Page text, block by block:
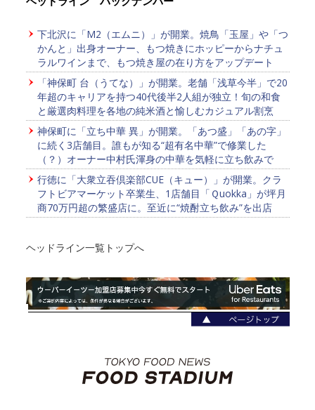
下北沢に「M2（エムニ）」が開業。焼鳥「玉屋」や「つ
かんと」出身オーナー、もつ焼きにホッピーからナチュ
ラルワインまで、もつ焼き屋の在り方をアップデート
「神保町 台（うてな）」が開業。老舗「浅草今半」で20
年超のキャリアを持つ40代後半2人組が独立！旬の和食
と厳選肉料理を各地の純米酒と愉しむカジュアル割烹
神保町に「立ち中華 異」が開業。「あつ盛」「あの字」
に続く3店舗目。誰もが知る“超有名中華”で修業した
（？）オーナー中村氏渾身の中華を気軽に立ち飲みで
行徳に「大衆立吞倶楽部CUE（キュー）」が開業。クラ
フトビアマーケット卒業生、1店舗目「Ｑuokka」が坪月
商70万円超の繁盛店に。至近に“焼酎立ち飲み”を出店
ヘッドライン一覧トップへ